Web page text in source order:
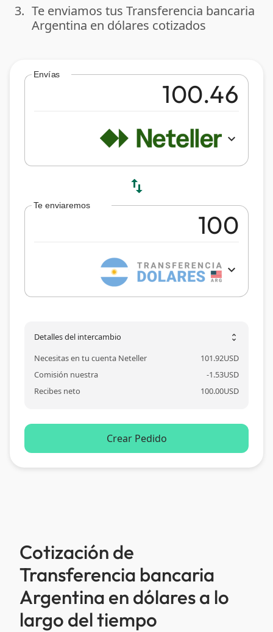
done
3. Te enviamos tus Transferencia bancaria
Argentina en dólares cotizados
Envías
expand_more
swap_vert
Te enviaremos
expand_more
Detalles del intercambio unfold_more
Necesitas en tu cuenta Neteller 101.92USD
Comisión nuestra
-1.53USD
Recibes neto
100.00USD
Crear Pedido
Cotización de
Transferencia bancaria
Argentina en dólares a lo
largo del tiempo